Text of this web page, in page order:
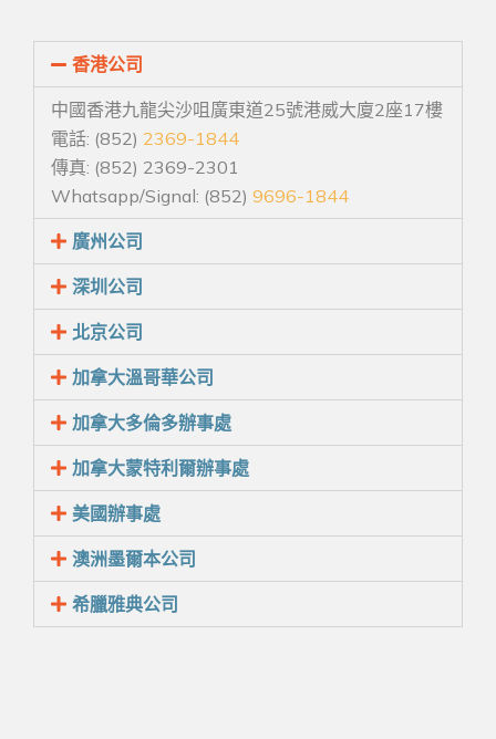
香港公司
中國香港九龍尖沙咀廣東道25號港威大廈2座17樓
電話: (852) 2369-1844
傳真: (852) 2369-2301
Whatsapp/Signal: (852) 9696-1844
廣州公司
深圳公司
北京公司
加拿大溫哥華公司
加拿大多倫多辦事處
加拿大蒙特利爾辦事處
美國辦事處
澳洲墨爾本公司
希臘雅典公司